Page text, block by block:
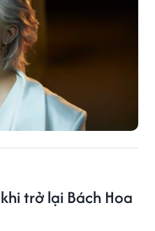
trở lại Bách Hoa